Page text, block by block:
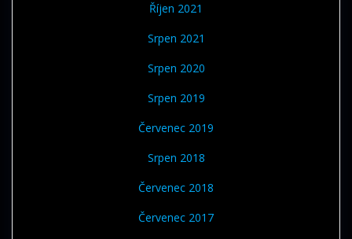
Říjen 2021
Srpen 2021
Srpen 2020
Srpen 2019
Červenec 2019
Srpen 2018
Červenec 2018
Červenec 2017